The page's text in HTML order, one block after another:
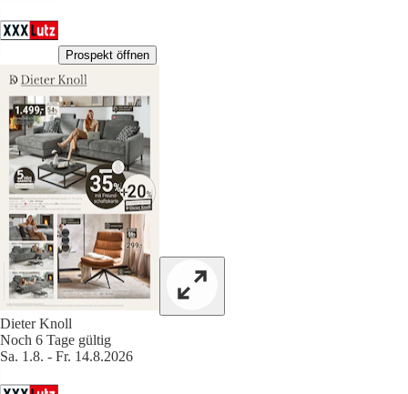
Prospekt öffnen
Dieter Knoll
Noch 6 Tage gültig
Sa. 1.8. - Fr. 14.8.2026